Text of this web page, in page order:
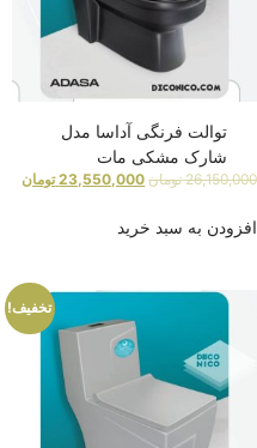
توالت فرنگی آداسا مدل
شارک مشکی مات
26,150,000 تومان 23,550,000 تومان
افزودن به سبد خرید
تخفیف!